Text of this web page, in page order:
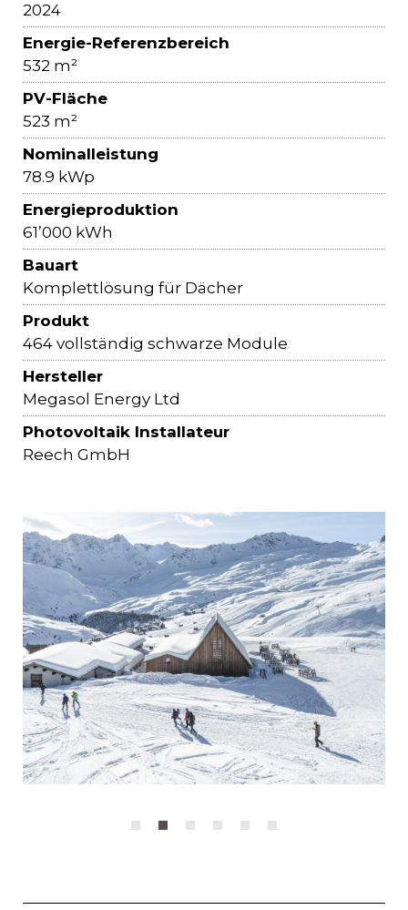
2024
Energie-Referenzbereich
532 m²
PV-Fläche
523 m²
Nominalleistung
78.9 kWp
Energieproduktion
61’000 kWh
Bauart
Komplettlösung für Dächer
Produkt
464 vollständig schwarze Module
Hersteller
Megasol Energy Ltd
Photovoltaik Installateur
Reech GmbH